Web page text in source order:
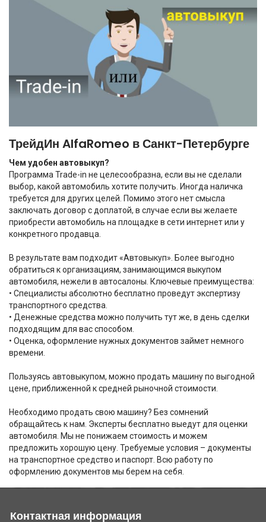
ТрейдИн AlfaRomeo в Санкт-Петербурге
Чем удобен автовыкуп?
Программа Trade-in не целесообразна, если вы не сделали
выбор, какой автомобиль хотите получить. Иногда наличка
требуется для других целей. Помимо этого нет смысла
заключать договор с доплатой, в случае если вы желаете
приобрести автомобиль на площадке в сети интернет или у
конкретного продавца.
В результате вам подходит «Автовыкуп». Более выгодно
обратиться к организациям, занимающимся выкупом
автомобиля, нежели в автосалоны. Ключевые преимущества:
• Специалисты абсолютно бесплатно проведут экспертизу
транспортного средства.
• Денежные средства можно получить тут же, в день сделки
подходящим для вас способом.
• Оценка, оформление нужных документов займет немного
времени.
Пользуясь автовыкупом, можно продать машину по выгодной
цене, приближенной к средней рыночной стоимости.
Необходимо продать свою машину? Без сомнений
обращайтесь к нам. Эксперты бесплатно выедут для оценки
автомобиля. Мы не понижаем стоимость и можем
предложить хорошую цену. Требуемые условия – документы
на транспортное средство и паспорт. Всю работу по
оформлению документов мы берем на себя.
Контактная информация